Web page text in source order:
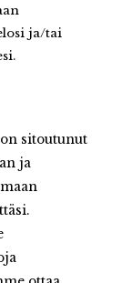
ja/tai
sitoutunut
ja